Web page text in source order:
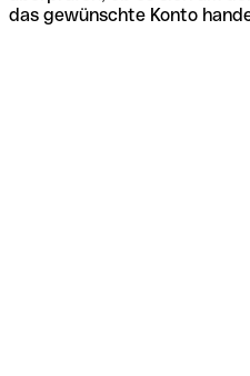
das gewünschte Konto